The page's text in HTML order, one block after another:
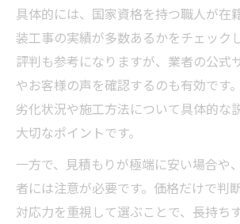
具体的には、国家資格を持つ職人が在
装工事の実績が多数あるかをチェック
評判も参考になりますが、業者の公式
やお客様の声を確認するのも有効です
劣化状況や施工方法について具体的な
大切なポイントです。
一方で、見積もりが極端に安い場合や
者には注意が必要です。価格だけで判
対応力を重視して選ぶことで、長持ち